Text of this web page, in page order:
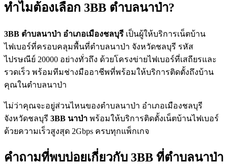
ทำไมต้องเลือก 3BB ตำบลนาป่า?
3BB ตำบลนาป่า อำเภอเมืองชลบุรี เป็นผู้ให้บริการเน็ตบ้าน
ไฟเบอร์ที่ครอบคลุมพื้นที่ตำบลนาป่า จังหวัดชลบุรี รหัส
ไปรษณีย์ 20000 อย่างทั่วถึง ด้วยโครงข่ายไฟเบอร์ที่เสถียรและ
รวดเร็ว พร้อมทีมช่างมืออาชีพที่พร้อมให้บริการติดตั้งถึงบ้าน
คุณในตำบลนาป่า
ไม่ว่าคุณจะอยู่ส่วนไหนของตำบลนาป่า อำเภอเมืองชลบุรี
จังหวัดชลบุรี 3BB นาป่า พร้อมให้บริการติดตั้งเน็ตบ้านไฟเบอร์
ด้วยความเร็วสูงสุด 2Gbps ครบทุกแพ็กเกจ
คำถามที่พบบ่อยเกี่ยวกับ 3BB ที่ตำบลนาป่า